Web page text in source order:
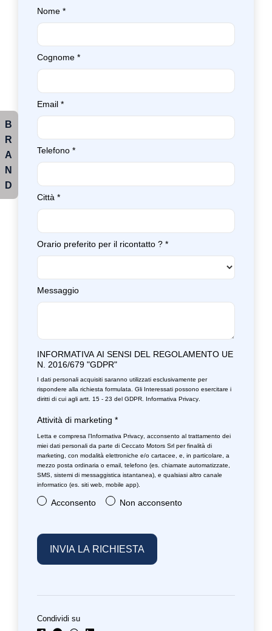
Nome *
Cognome *
Email *
Telefono *
Città *
Orario preferito per il ricontatto ? *
Messaggio
INFORMATIVA AI SENSI DEL REGOLAMENTO UE
N. 2016/679 "GDPR"
I dati personali acquisiti saranno utilizzati esclusivamente per
rispondere alla richiesta formulata. Gli Interessati possono esercitare i
diritti di cui agli artt. 15 - 23 del GDPR. Informativa Privacy
Attività di marketing *
Letta e compresa l’Informativa Privacy , acconsento al trattamento dei
miei dati personali da parte di Ceccato Motors Srl per finalità di
marketing, con modalità elettroniche e/o cartacee, e, in particolare, a
mezzo posta ordinaria o email, telefono (es. chiamate automatizzate,
SMS, sistemi di messaggistica istantanea), e qualsiasi altro canale
informatico (es. siti web, mobile app).
Acconsento Non acconsento
Condividi su
B
R
A
N
D